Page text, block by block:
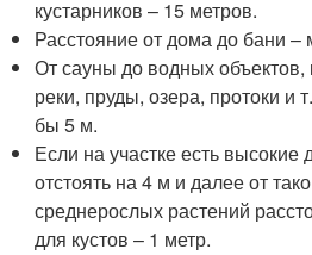
кустарников – 15 метров.
Расстояние от дома до бани
От сауны до водных объектов,
реки, пруды, озера, протоки и
бы 5 м.
Если на участке есть
отстоять на 4 м и далее от
среднерослых растений
для кустов – 1 метр.